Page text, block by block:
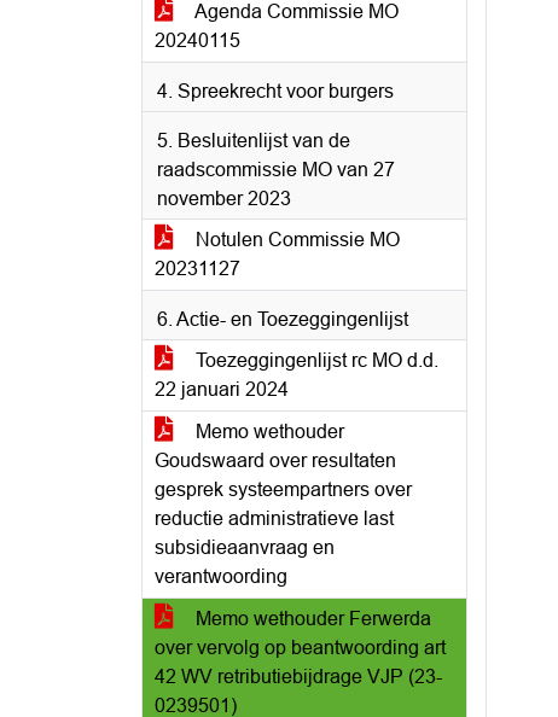
Agenda Commissie MO
20240115
4. Spreekrecht voor burgers
5. Besluitenlijst van de
raadscommissie MO van 27
november 2023
Notulen Commissie MO
20231127
6. Actie- en Toezeggingenlijst
Toezeggingenlijst rc MO d.d.
22 januari 2024
Memo wethouder
Goudswaard over resultaten
gesprek systeempartners over
reductie administratieve last
subsidieaanvraag en
verantwoording
Memo wethouder Ferwerda
over vervolg op beantwoording art
42 WV retributiebijdrage VJP (23-
0239501)